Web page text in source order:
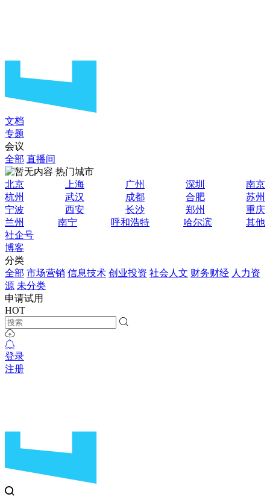
文档
专题
会议
全部 直播间
热门城市
北京
上海 广州 深圳
南京
杭州
武汉 成都 合肥
苏州
宁波
西安 长沙 郑州
重庆
兰州
南宁 呼和浩特 哈尔滨
其他
社企号
博客
分类
全部 市场营销 信息技术 创业投资 社会人文 财务财经 人力资
源 未分类
申请试用
HOT
登录
注册